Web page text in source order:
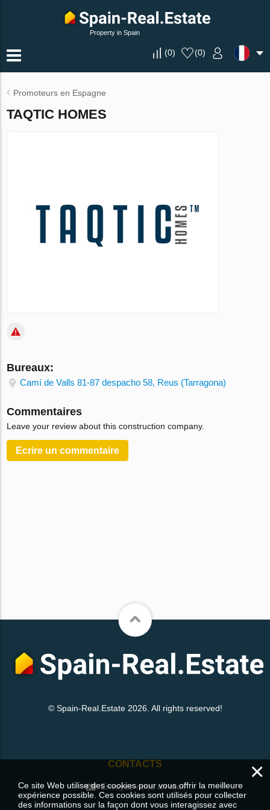
Property in Spain
(0) (0)
Promoteurs en Espagne
TAQTIC HOMES
Bureaux:
Camí de Valls 81-87 despacho 58, Reus (Tarragona)
Commentaires
Leave your review about this construction company.
Ecrire un сommentaire
© Spain-Real.Estate 2026. All rights reserved!
CONTACTS
Envoyez-nous un mail
×
Ce site Web utilise des cookies pour vous offrir la meilleure
expérience possible. Ces cookies sont utilisés pour collecter
des informations sur la façon dont vous interagissez avec